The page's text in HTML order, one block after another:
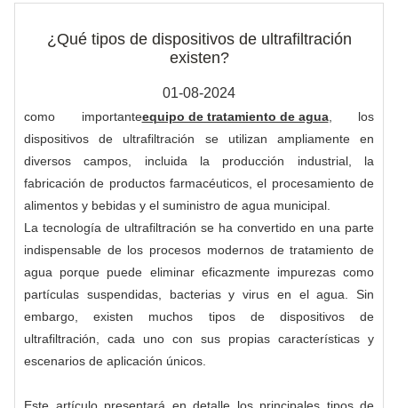
¿Qué tipos de dispositivos de ultrafiltración
existen?
01-08-2024
como importanteequipo de tratamiento de agua, los
dispositivos de ultrafiltración se utilizan ampliamente en
diversos campos, incluida la producción industrial, la
fabricación de productos farmacéuticos, el procesamiento de
alimentos y bebidas y el suministro de agua municipal.
La tecnología de ultrafiltración se ha convertido en una parte
indispensable de los procesos modernos de tratamiento de
agua porque puede eliminar eficazmente impurezas como
partículas suspendidas, bacterias y virus en el agua. Sin
embargo, existen muchos tipos de dispositivos de
ultrafiltración, cada uno con sus propias características y
escenarios de aplicación únicos.
Este artículo presentará en detalle los principales tipos de